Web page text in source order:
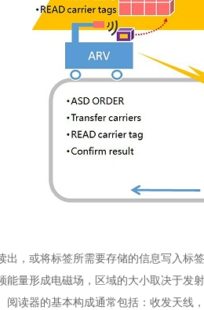
出，或将标签所需要存储的信息写入标
能量形成电磁场，区域的大小取决于发
阅读器的基本构成通常包括：收发天